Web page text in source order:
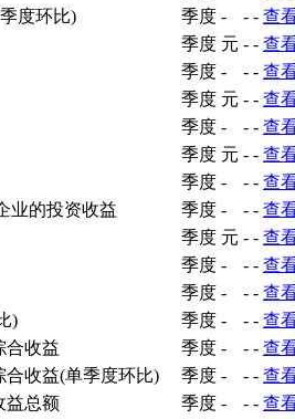
度环比)
季度 - - - 查
季度 元 - - 查
季度 - - - 查
季度 元 - - 查
季度 - - - 查
季度 元 - - 查
季度 - - - 查
业的投资收益
季度 - - - 查
季度 元 - - 查
季度 - - - 查
季度 - - - 查
)
季度 - - - 查
合收益
季度 - - - 查
合收益(单季度环比)
季度 - - - 查
益总额
季度 - - - 查